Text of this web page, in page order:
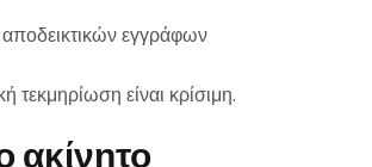
εγγράφων
τεκμηρίωση είναι κρίσιμη.
ακίνητο